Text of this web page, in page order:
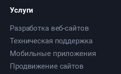
Услуги
Разработка веб-сайтов
Техническая поддержка
Мобильные приложения
Продвижение сайтов